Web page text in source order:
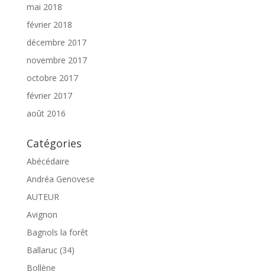
mai 2018
février 2018
décembre 2017
novembre 2017
octobre 2017
février 2017
août 2016
Catégories
Abécédaire
Andréa Genovese
AUTEUR
Avignon
Bagnols la forêt
Ballaruc (34)
Bollène